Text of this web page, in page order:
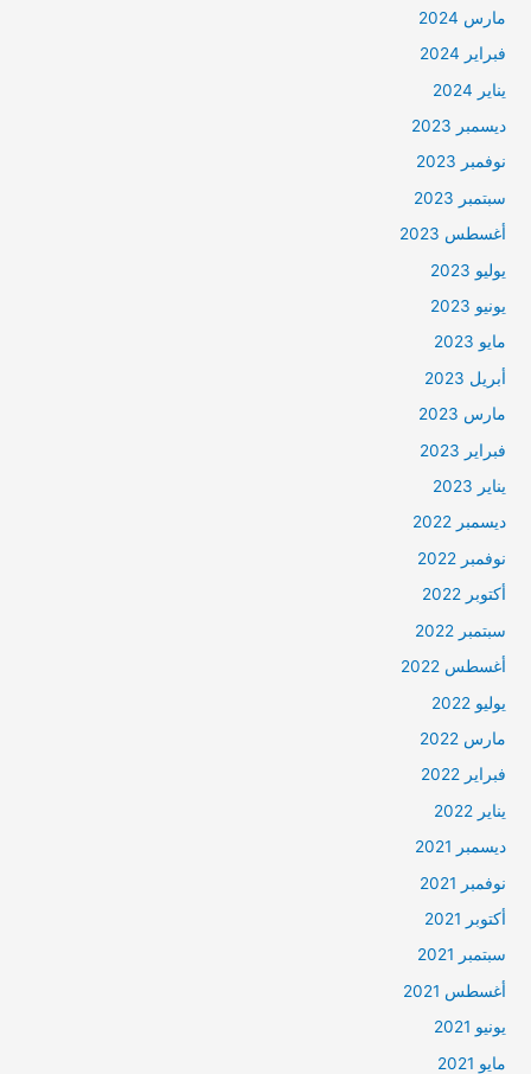
مارس 2024
فبراير 2024
يناير 2024
ديسمبر 2023
نوفمبر 2023
سبتمبر 2023
أغسطس 2023
يوليو 2023
يونيو 2023
مايو 2023
أبريل 2023
مارس 2023
فبراير 2023
يناير 2023
ديسمبر 2022
نوفمبر 2022
أكتوبر 2022
سبتمبر 2022
أغسطس 2022
يوليو 2022
مارس 2022
فبراير 2022
يناير 2022
ديسمبر 2021
نوفمبر 2021
أكتوبر 2021
سبتمبر 2021
أغسطس 2021
يونيو 2021
مايو 2021